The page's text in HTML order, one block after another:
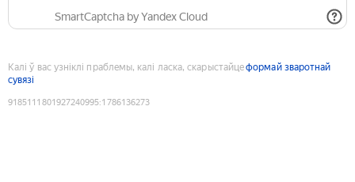
SmartCaptcha by Yandex Cloud
Калі ў вас узніклі праблемы, калі ласка, скарыстайцеформай зваротнай
сувязі
9185111801927240995:1786136273